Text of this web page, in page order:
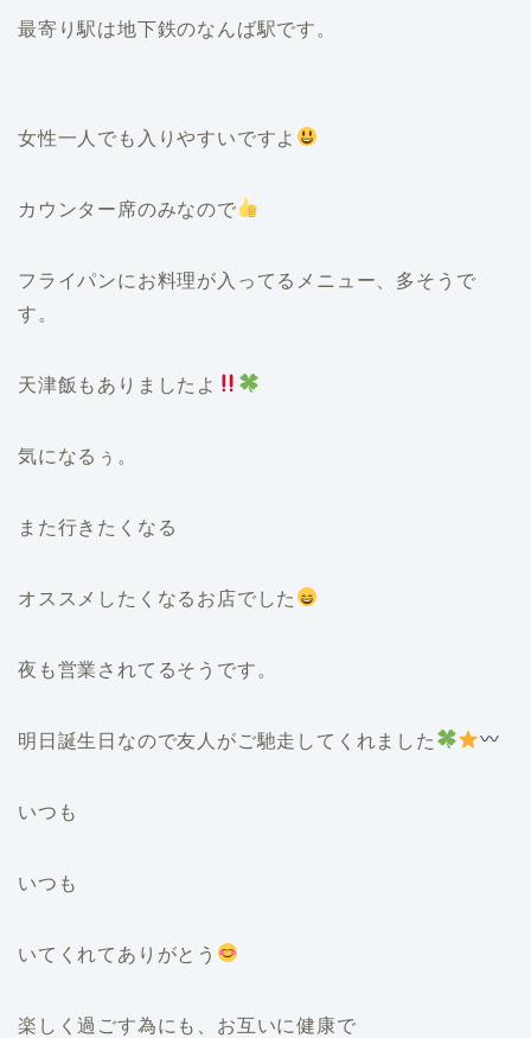
最寄り駅は地下鉄のなんば駅です。
女性一人でも入りやすいですよ
カウンター席のみなので
フライパンにお料理が入ってるメニュー、多そうで
す。
天津飯もありましたよ
気になるぅ。
また行きたくなる
オススメしたくなるお店でした
夜も営業されてるそうです。
明日誕生日なので友人がご馳走してくれました
いつも
いつも
いてくれてありがとう
楽しく過ごす為にも、お互いに健康で